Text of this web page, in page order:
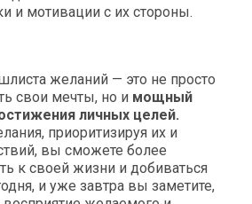
и мотивации с их стороны.
желаний — это не просто
свои мечты, но и мощный
личных целей.
приоритизируя их и
вы сможете более
к своей жизни и добиваться
и уже завтра вы заметите,